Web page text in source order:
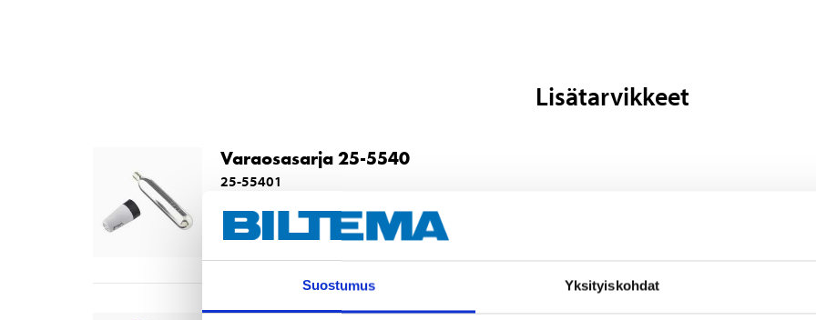
Suostumus Yksityiskohdat
Lisätarvikkeet
Varaosasarja 25-5540
25-55401
Tuotetta on varastossa4 tavaratalossa
Tilapäisesti loppu verkkokaupasta